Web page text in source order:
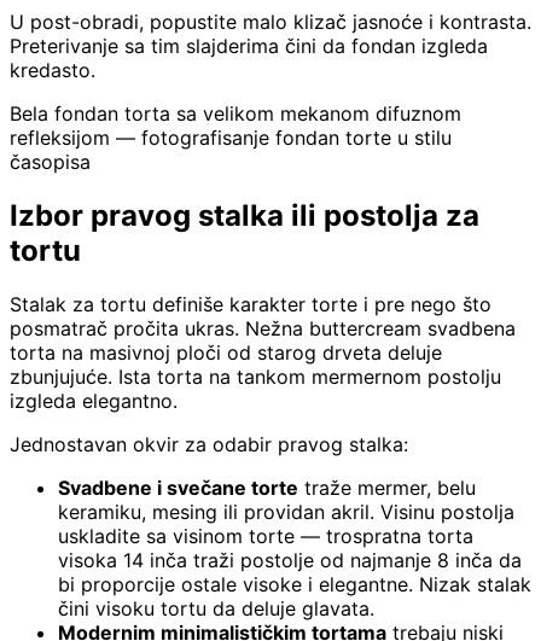
U post-obradi, popustite malo klizač jasnoće i kontrasta.
Preterivanje sa tim slajderima čini da fondan izgleda
kredasto.
Bela fondan torta sa velikom mekanom difuznom
refleksijom — fotografisanje fondan torte u stilu
časopisa
Izbor pravog stalka ili postolja za
tortu
Stalak za tortu definiše karakter torte i pre nego što
posmatrač pročita ukras. Nežna buttercream svadbena
torta na masivnoj ploči od starog drveta deluje
zbunjujuće. Ista torta na tankom mermernom postolju
izgleda elegantno.
Jednostavan okvir za odabir pravog stalka:
Svadbene i svečane torte traže mermer, belu
keramiku, mesing ili providan akril. Visinu postolja
uskladite sa visinom torte — trospratna torta
visoka 14 inča traži postolje od najmanje 8 inča da
bi proporcije ostale visoke i elegantne. Nizak stalak
čini visoku tortu da deluje glavata.
Modernim minimalističkim tortama trebaju niski